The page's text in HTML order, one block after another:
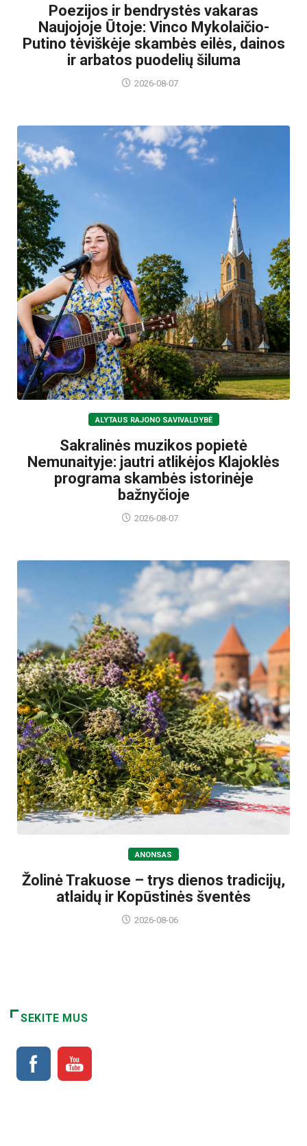
Poezijos ir bendrystės vakaras
Naujojoje Ūtoje: Vinco Mykolaičio-
Putino tėviškėje skambės eilės, dainos
ir arbatos puodelių šiluma
2026-08-07
ALYTAUS RAJONO SAVIVALDYBĖ
Sakralinės muzikos popietė
Nemunaityje: jautri atlikėjos Klajoklės
programa skambės istorinėje
bažnyčioje
2026-08-07
ANONSAS
Žolinė Trakuose – trys dienos tradicijų,
atlaidų ir Kopūstinės šventės
2026-08-06
SEKITE MUS